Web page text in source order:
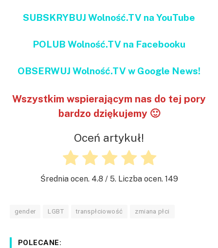
SUBSKRYBUJ Wolność.TV na YouTube
POLUB Wolność.TV na Facebooku
OBSERWUJ Wolność.TV w Google News!
Wszystkim wspierającym nas do tej pory
bardzo dziękujemy 🙂
Oceń artykuł!
Średnia ocen. 4.8 / 5. Liczba ocen. 149
gender LGBT transpłciowość zmiana płci
POLECANE: